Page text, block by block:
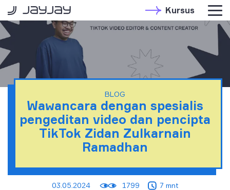
Kursus
BLOG
Wawancara dengan spesialis
pengeditan video dan pencipta
TikTok Zidan Zulkarnain
Ramadhan
03.05.2024 1799 7 mnt